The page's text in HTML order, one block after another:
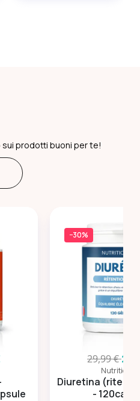
prodotti buoni per te!
−30%
29,99 €
Nutrition
Diuretina
-